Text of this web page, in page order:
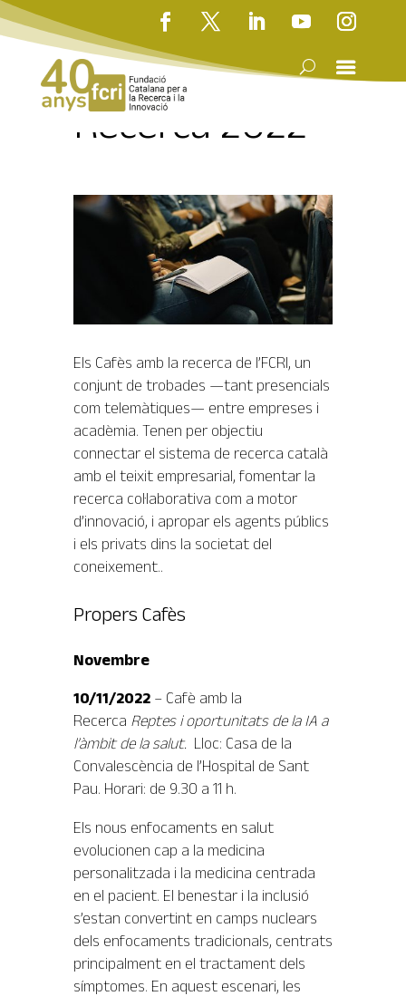
Cafès amb la
Recerca 2022
Els Cafès amb la recerca de l’FCRI, un
conjunt de trobades —tant presencials
com telemàtiques— entre empreses i
acadèmia. Tenen per objectiu
connectar el sistema de recerca català
amb el teixit empresarial, fomentar la
recerca col·laborativa com a motor
d’innovació, i apropar els agents públics
i els privats dins la societat del
coneixement..
Propers Cafès
Novembre
10/11/2022– Cafè amb la
Recerca Reptes i oportunitats de la IA a
l’àmbit de la salut.Lloc: Casa de la
Convalescència de l’Hospital de Sant
Pau. Horari: de 9.30 a 11 h.
Els nous enfocaments en salut
evolucionen cap a la medicina
personalitzada i la medicina centrada
en el pacient. El benestar i la inclusió
s’estan convertint en camps nuclears
dels enfocaments tradicionals, centrats
principalment en el tractament dels
símptomes. En aquest escenari, les